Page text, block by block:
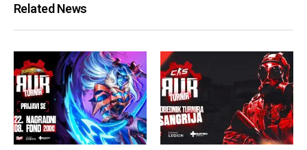
Related News